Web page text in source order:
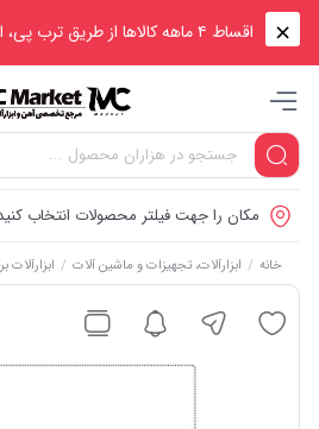
اقساط ۴ ماهه کالاها از طریق ترب پی، اسنپ پی و دیجی پی
مکان را جهت فیلتر محصولات انتخاب
خانه / ابزارآلات، تجهیزات و ماشین آلات /